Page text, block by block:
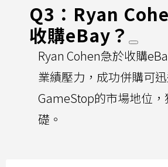
Q3：Ryan
收購eBay？
Ryan Cohen急於收購
業績壓力，成功併購可
GameStop的市場地位
礎。